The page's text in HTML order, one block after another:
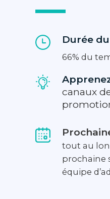
Durée
66% du
canaux
tout au
prochaine
équipe